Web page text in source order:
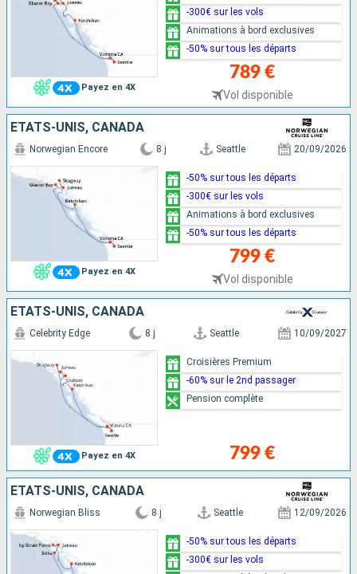
Payez en 4X
789 €
Vol disponible
-300€ sur les vols
Animations à bord exclusives
-50% sur tous les départs
ÉTATS-UNIS, CANADA
Payez en 4X
Norwegian Encore 8 j Seattle 20/09/2026
799 €
Vol disponible
-50% sur tous les départs
-300€ sur les vols
Animations à bord exclusives
-50% sur tous les départs
ÉTATS-UNIS, CANADA
Payez en 4X
Celebrity Edge 8 j Seattle 10/09/2027
799 €
Croisières Premium
-60% sur le 2nd passager
Pension complète
ÉTATS-UNIS, CANADA
Norwegian Bliss 8 j Seattle 12/09/2026
-50% sur tous les départs
-300€ sur les vols